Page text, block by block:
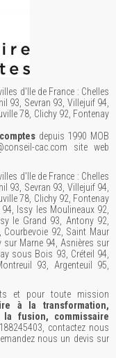
d'Ile de France : Chelles
93, Sevran 93, Villejuif 94,
78, Clichy 92, Fontenay
depuis 1990 MOB
cac.com site web
d'Ile de France : Chelles
93, Sevran 93, Villejuif 94,
78, Clichy 92, Fontenay
Issy les Moulineaux 92,
le Grand 93, Antony 92,
Courbevoie 92, Saint Maur
Marne 94, Asnières sur
sous Bois 93, Créteil 94,
93, Argenteuil 95,
et pour toute mission
à la transformation,
la fusion, commissaire
contactez nous
nous un devis sur